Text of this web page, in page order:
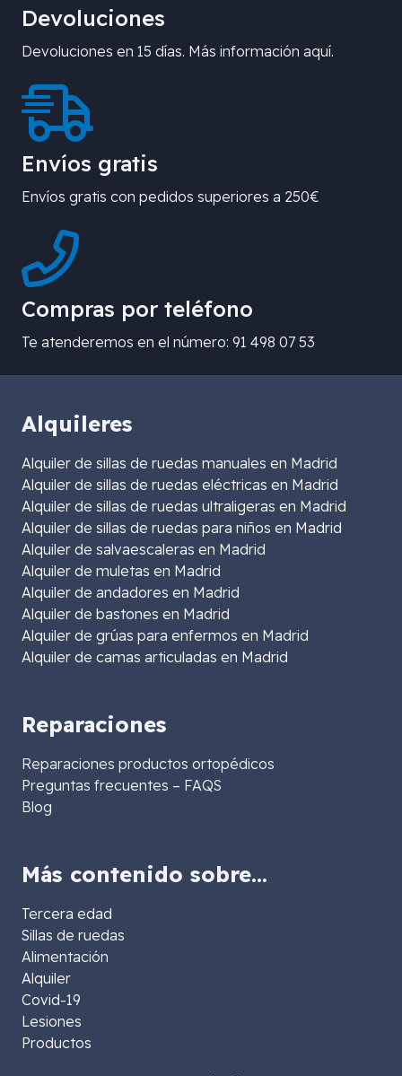
Devoluciones
Devoluciones en 15 días. Más información aquí.
Envíos gratis
Envíos gratis con pedidos superiores a 250€
Compras por teléfono
Te atenderemos en el número: 91 498 07 53
Alquileres
Alquiler de sillas de ruedas manuales en Madrid
Alquiler de sillas de ruedas eléctricas en Madrid
Alquiler de sillas de ruedas ultraligeras en Madrid
Alquiler de sillas de ruedas para niños en Madrid
Alquiler de salvaescaleras en Madrid
Alquiler de muletas en Madrid
Alquiler de andadores en Madrid
Alquiler de bastones en Madrid
Alquiler de grúas para enfermos en Madrid
Alquiler de camas articuladas en Madrid
Reparaciones
Reparaciones productos ortopédicos
Preguntas frecuentes – FAQS
Blog
Más contenido sobre…
Tercera edad
Sillas de ruedas
Alimentación
Alquiler
Covid-19
Lesiones
Productos